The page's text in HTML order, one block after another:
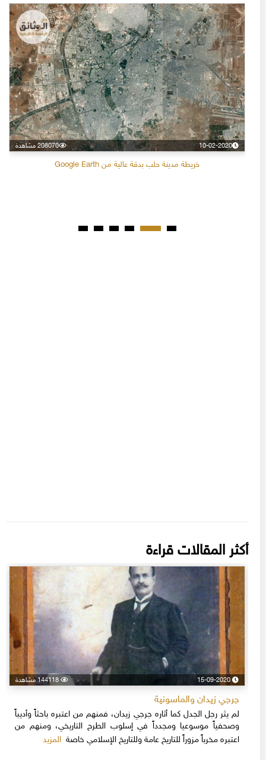
10-02-2020 208070 مشاهدة
خريطة مدينة حلب بدقة عالية من Google Earth
أكثر المقالات قراءة
15-09-2020 144118 مشاهدة
جرجي زيدان والماسونية
لم يثر رجل الجدل كما أثاره جرجي زيدان، فمنهم من اعتبره باحثاً وأديباً
وصحفياً موسوعيا ومجدداً في إسلوب الطرح التاريخي، ومنهم من
اعتبره مخرباً مزوراً للتاريخ عامة وللتاريخ الإسلامي خاصةالمزيد